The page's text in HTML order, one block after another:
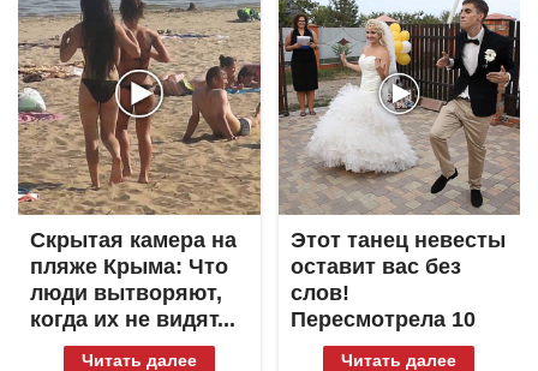
Скрытая камера на
пляже Крыма: Что
люди вытворяют,
когда их не видят...
Читать далее
Этот танец невесты
оставит вас без
слов!
Пересмотрела 10
раз
Читать далее